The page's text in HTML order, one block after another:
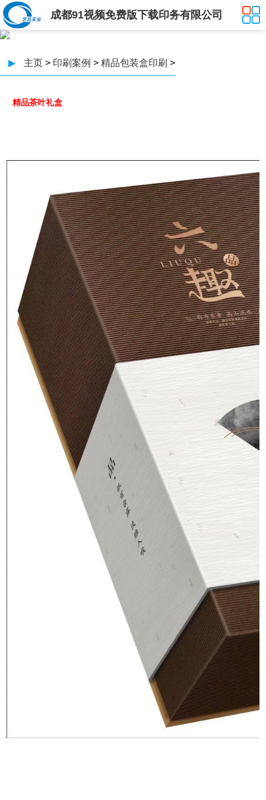
成都91视频免费版下载印务有限公司
▶ 主页 > 印刷案例 > 精品包装盒印刷 >
精品茶叶礼盒